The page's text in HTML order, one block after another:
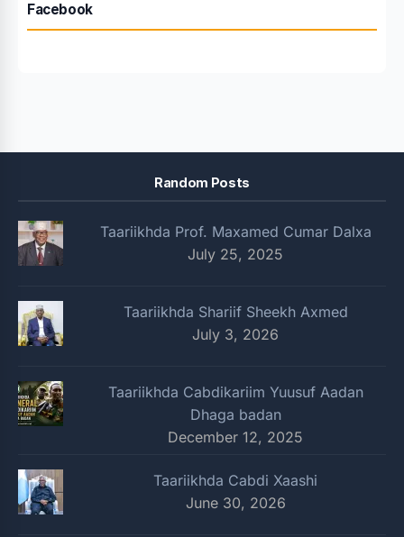
Facebook
Random Posts
Taariikhda Prof. Maxamed Cumar Dalxa
July 25, 2025
Taariikhda Shariif Sheekh Axmed
July 3, 2026
Taariikhda Cabdikariim Yuusuf Aadan
Dhaga badan
December 12, 2025
Taariikhda Cabdi Xaashi
June 30, 2026